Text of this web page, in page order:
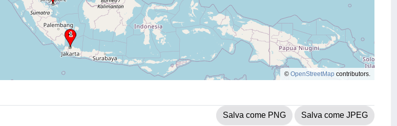
© OpenStreetMap contributors.
Salva come PNG Salva come JPEG